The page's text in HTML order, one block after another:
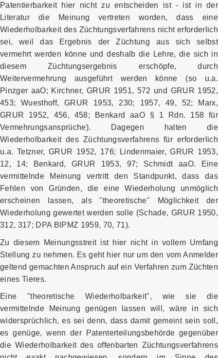
Patentierbarkeit hier nicht zu entscheiden ist - ist in der
Literatur die Meinung vertreten worden, dass eine
Wiederholbarkeit des Züchtungsverfahrens nicht erforderlich
sei, weil das Ergebnis der Züchtung aus sich selbst
vermehrt werden könne und deshalb die Lehre, die sich in
diesem Züchtungsergebnis erschöpfe, durch
Weitervermehrung ausgeführt werden könne (so u.a.
Pinzger aaO; Kirchner, GRUR 1951, 572 und GRUR 1952,
453; Wuesthoff, GRUR 1953, 230; 1957, 49, 52; Marx,
GRUR 1952, 456, 458; Benkard aaO § 1 Rdn. 158 für
Vermehrungsansprüche). Dagegen halten die
Wiederholbarkeit des Züchtungsverfahrens für erforderlich
u.a. Tetzner, GRUR 1952, 176; Lindenmaier, GRUR 1953,
12, 14; Benkard, GRUR 1953, 97; Schmidt aaO. Eine
vermittelnde Meinung vertritt den Standpunkt, dass das
Fehlen von Gründen, die eine Wiederholung unmöglich
erscheinen lassen, als "theoretische" Möglichkeit der
Wiederholung gewertet werden solle (Schade, GRUR 1950,
312, 317; DPA BlPMZ 1959, 70, 71).
Zu diesem Meinungsstreit ist hier nicht in vollem Umfang
Stellung zu nehmen. Es geht hier nur um den vom Anmelder
geltend gemachten Anspruch auf ein Verfahren zum Züchten
eines Tieres.
Eine "theoretische Wiederholbarkeit", wie sie die
vermittelnde Meinung genügen lassen will, wäre in sich
widersprüchlich, es sei denn, dass damit gemeint sein soll,
es genüge, wenn der Patenterteilungsbehörde gegenüber
die Wiederholbarkeit des offenbarten Züchtungsverfahrens